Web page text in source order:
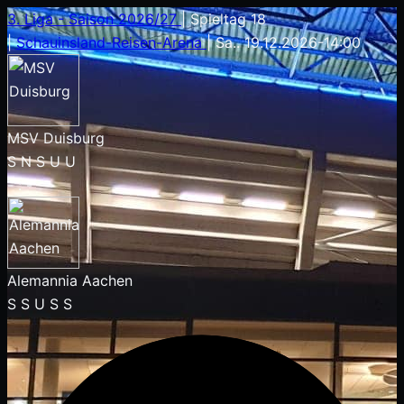
3. Liga - Saison 2026/27| Spieltag 18
| Schauinsland-Reisen-Arena| Sa.. 19.12.2026-14:00
MSV Duisburg
SNSUU
- : -
Alemannia Aachen
S S U S S